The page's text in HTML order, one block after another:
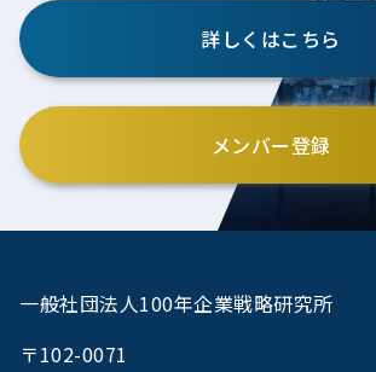
詳しくはこちら
メンバー登録
一般社団法人100年企業戦略研究所
〒102-0071